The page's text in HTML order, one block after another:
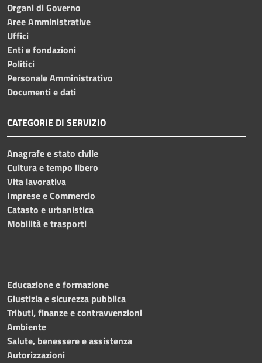
Organi di Governo
Aree Amministrative
Uffici
Enti e fondazioni
Politici
Personale Amministrativo
Documenti e dati
CATEGORIE DI SERVIZIO
Anagrafe e stato civile
Cultura e tempo libero
Vita lavorativa
Imprese e Commercio
Catasto e urbanistica
Mobilità e trasporti
Educazione e formazione
Giustizia e sicurezza pubblica
Tributi, finanze e contravvenzioni
Ambiente
Salute, benessere e assistenza
Autorizzazioni